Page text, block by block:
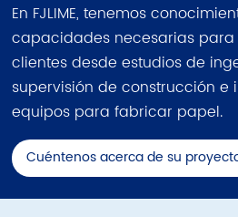
En FJLIME, tenemos
capacidades necesarias
clientes desde estudios de
supervisión de construcción e
equipos para fabricar papel.
Cuéntenos acerca de su